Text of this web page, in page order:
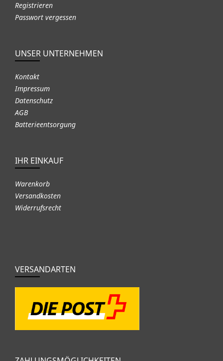
Registrieren
Passwort vergessen
UNSER UNTERNEHMEN
Kontakt
Impressum
Datenschutz
AGB
Batterieentsorgung
IHR EINKAUF
Warenkorb
Versandkosten
Widerrufsrecht
VERSANDARTEN